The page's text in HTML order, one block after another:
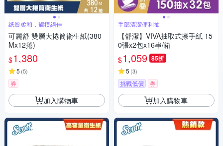
紙質柔和，觸摸絕佳
可麗舒 雙層大捲筒衛生紙(380
Mx12捲)
$1,380
5 (5)
券
加入購物車
手部清潔便利抽
【舒潔】VIVA抽取式擦手紙 15
0張x2包x16串/箱
$1,059 85折
5 (3)
挑戰低價 券
加入購物車